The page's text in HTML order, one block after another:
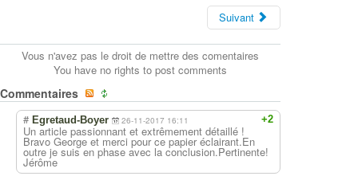
Suivant
Vous n'avez pas le droit de mettre des comentaires
You have no rights to post comments
Commentaires
+2
# Egretaud-Boyer 26-11-2017 16:11
Un article passionnant et extrêmement détaillé !
Bravo George et merci pour ce papier éclairant.En
outre je suis en phase avec la conclusion.Pertinente!
Jérôme